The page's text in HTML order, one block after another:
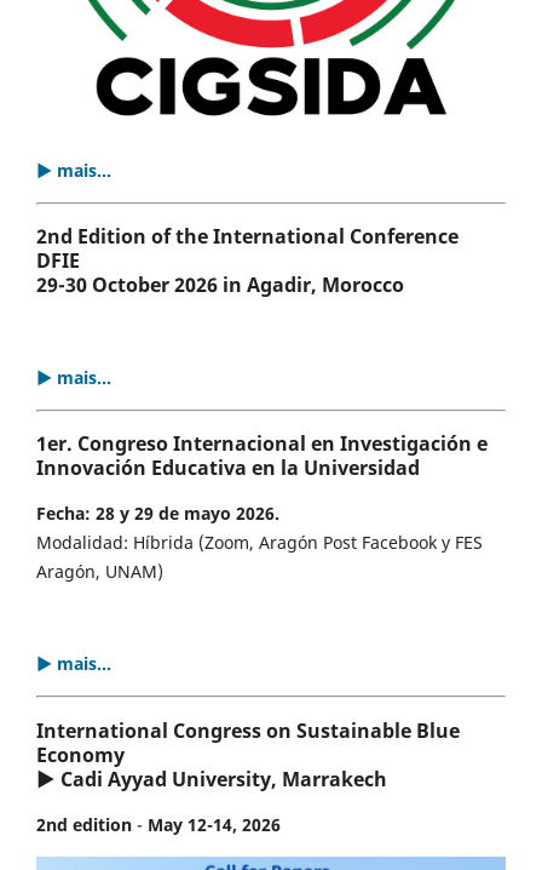
▶ mais...
2nd Edition of the International Conference
DFIE
29-30 October 2026 in Agadir, Morocco
▶ mais...
1er. Congreso Internacional en Investigación e
Innovación Educativa en la Universidad
Fecha: 28 y 29 de mayo 2026.
Modalidad: Híbrida (Zoom, Aragón Post Facebook y FES
Aragón, UNAM)
▶ mais...
International Congress on Sustainable Blue
Economy
▶ Cadi Ayyad University, Marrakech
2nd edition - May 12-14, 2026